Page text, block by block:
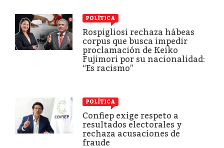
POLÍTICA
Rospigliosi rechaza hábeas
corpus que busca impedir
proclamación de Keiko
Fujimori por su nacionalidad:
“Es racismo”
POLÍTICA
Confiep exige respeto a
resultados electorales y
rechaza acusaciones de
fraude